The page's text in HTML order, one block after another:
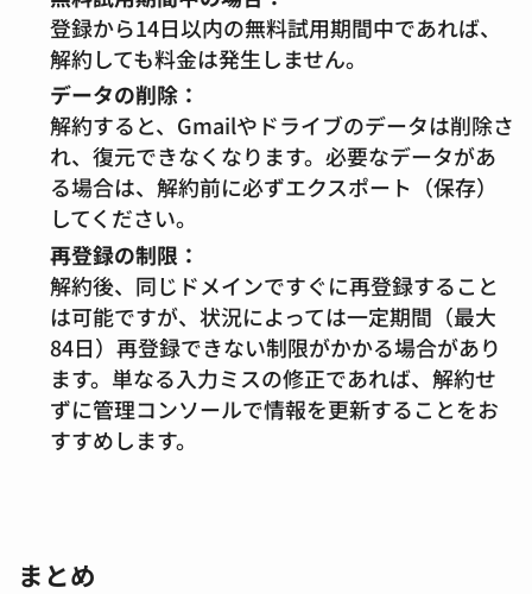
登録から14日以内の無料試用期間中であれば、
解約しても料金は発生しません。
データの削除：
解約すると、Gmailやドライブのデータは削除さ
れ、復元できなくなります。必要なデータがあ
る場合は、解約前に必ずエクスポート（保存）
してください。
再登録の制限：
解約後、同じドメインですぐに再登録すること
は可能ですが、状況によっては一定期間（最大
84日）再登録できない制限がかかる場合があり
ます。単なる入力ミスの修正であれば、解約せ
ずに管理コンソールで情報を更新することをお
すすめします。
まとめ